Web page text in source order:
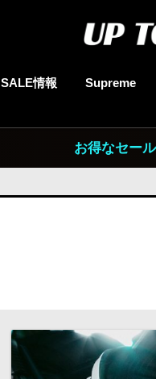
SALE情報 Supreme
お得なセー